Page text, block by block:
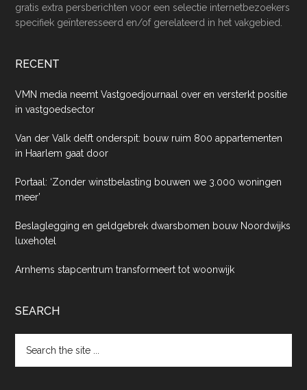
gratis extra persberichten voor een selectie internetbezoekers
specifiek geïnteresseerd en/of gerelateerd in het vakgebied.
RECENT
VMN media neemt Vastgoedjournaal over en versterkt positie
in vastgoedsector
Van der Valk delft onderspit: bouw ruim 800 appartementen
in Haarlem gaat door
Portaal: ‘Zonder winstbelasting bouwen we 3.000 woningen
meer’
Beslaglegging en geldgebrek dwarsbomen bouw Noordwijks
luxehotel
Arnhems stapcentrum transformeert tot woonwijk
SEARCH
the